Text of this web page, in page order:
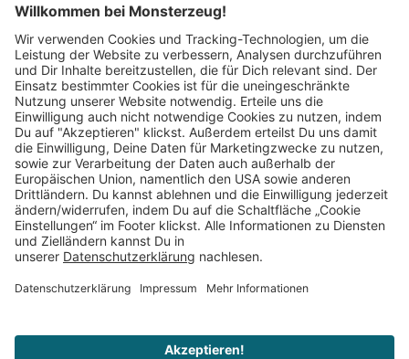
Mitglied im:
Impressum AGB Widerrufsbelehrung
Vertrag widerrufen